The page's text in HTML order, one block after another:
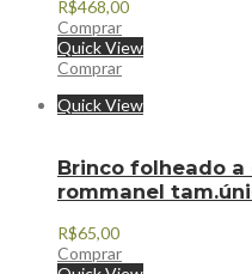
R$468,00
Comprar
Quick View
Comprar
Quick View
Brinco folheado
rommanel
R$65,00
Comprar